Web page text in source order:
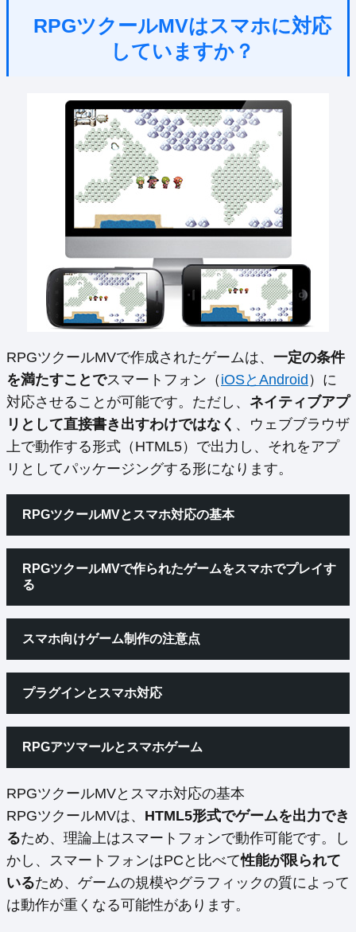
RPGツクールMVはスマホに対応
していますか？
RPGツクールMVで作成されたゲームは、 一定の条件
を満たすことでスマートフォン（ iOSとAndroid ）に
対応させることが可能です。ただし、 ネイティブアプ
リとして直接書き出すわけではなく 、ウェブブラウザ
上で動作する形式（HTML5）で出力し、それをアプ
リとしてパッケージングする形になります。
RPGツクールMVとスマホ対応の基本
RPGツクールMVで作られたゲームをスマホでプレイす
る
スマホ向けゲーム制作の注意点
プラグインとスマホ対応
RPGアツマールとスマホゲーム
RPGツクールMVとスマホ対応の基本
RPGツクールMVは、 HTML5形式でゲームを出力でき
るため、理論上はスマートフォンで動作可能です。し
かし、スマートフォンはPCと比べて性能が限られて
いるため、ゲームの規模やグラフィックの質によって
は動作が重くなる可能性があります。